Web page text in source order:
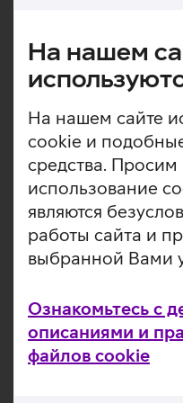
На нашем
На нашем сайте
cookie и
средства. Просим
использование
являются
работы сайта и
выбранной Вами
Ознакомьтесь с
описаниями и
файлов cookie
Neural Engine
функции ИИ, такие как
фотографий и удаление
оперативной памяти и
достаточно места для
приложений. Компьютер
операционной системы
Экран 24'' Retina 4.5K
картинку в отличной
Системный чип M4
графику, память и
Камера на 12 Мпикс с
идеально удерживает
видеозвонков, даже
появляются другие